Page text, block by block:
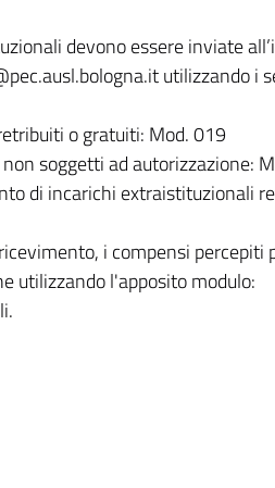
devono essere inviate
utilizzando i
o gratuiti: Mod. 019
soggetti ad autorizzazione:
di incarichi extraistituzionali
i compensi percepiti
utilizzando l'apposito modulo: